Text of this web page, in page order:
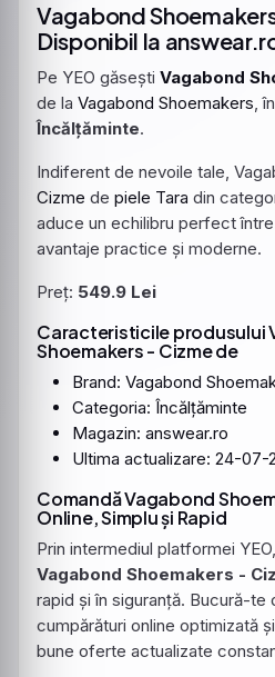
Vagabond
Disponibil la
Pe YEO găsești Vagabond
de la Vagabond Shoemakers,
Încălțăminte.
Indiferent de nevoile tale,
Cizme de piele Tara din
aduce un echilibru perfect
avantaje practice și moderne.
Preț: 549.9 Lei
Caracteristicile produsului
Shoemakers - Cizme de
Brand: Vagabond
Categoria: Încălțăminte
Magazin: answear.ro
Ultima actualizare: 24-07-
Comandă Vagabond
Online, Simplu și Rapid
Prin intermediul platformei
Vagabond Shoemakers -
rapid și în siguranță. Bucură-te
cumpărături online optimizată
bune oferte actualizate